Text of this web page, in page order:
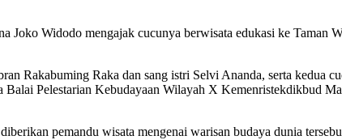
Widodo mengajak cucunya berwisata edukasi ke Taman
Rakabuming Raka dan sang istri Selvi Ananda, serta kedua
Pelestarian Kebudayaan Wilayah X Kemenristekdikbud
pemandu wisata mengenai warisan budaya dunia